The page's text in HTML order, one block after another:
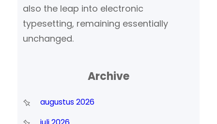
also the leap into electronic
typesetting, remaining essentially
unchanged.
Archive
augustus 2026